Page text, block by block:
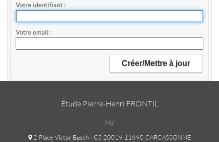
Votre identifiant
Votre email
Étude Pierre-Henri FRONTIL
MJ
2 Place Victor Basch - CS 20019 11890 CARCASSONNE